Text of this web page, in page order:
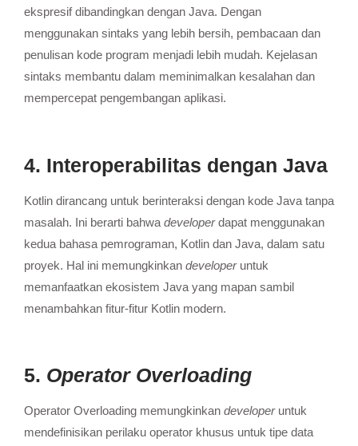
ekspresif dibandingkan dengan Java. Dengan
menggunakan sintaks yang lebih bersih, pembacaan dan
penulisan kode program menjadi lebih mudah. Kejelasan
sintaks membantu dalam meminimalkan kesalahan dan
mempercepat pengembangan aplikasi.
4. Interoperabilitas dengan Java
Kotlin dirancang untuk berinteraksi dengan kode Java tanpa
masalah. Ini berarti bahwa developerdapat menggunakan
kedua bahasa pemrograman, Kotlin dan Java, dalam satu
proyek. Hal ini memungkinkan developeruntuk
memanfaatkan ekosistem Java yang mapan sambil
menambahkan fitur-fitur Kotlin modern.
5. Operator Overloading
Operator Overloading memungkinkan developeruntuk
mendefinisikan perilaku operator khusus untuk tipe data